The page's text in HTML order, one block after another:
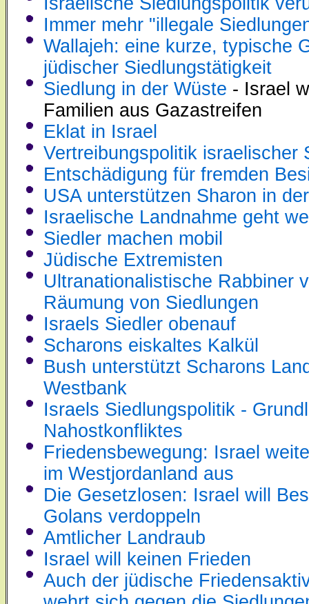
Immer mehr "illegale
Wallajeh: eine kurze, typische
jüdischer Siedlungstätigkeit
Siedlung in der Wüste - Israel
Familien aus Gazastreifen
Eklat in Israel
Vertreibungspolitik israelischer
Entschädigung für fremden
USA unterstützen Sharon in
Israelische Landnahme geht
Siedler machen mobil
Jüdische Extremisten
Ultranationalistische Rabbiner
Räumung von Siedlungen
Israels Siedler obenauf
Scharons eiskaltes Kalkül
Bush unterstützt Scharons
Westbank
Israels Siedlungspolitik -
Nahostkonfliktes
Friedensbewegung: Israel
im Westjordanland aus
Die Gesetzlosen: Israel will
Golans verdoppeln
Amtlicher Landraub
Israel will keinen Frieden
Auch der jüdische